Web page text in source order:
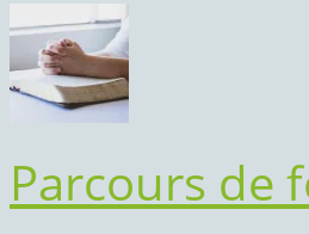
Parcours de